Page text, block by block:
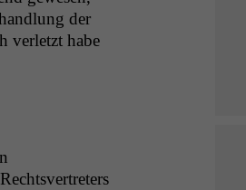
der
ver­let­zt habe